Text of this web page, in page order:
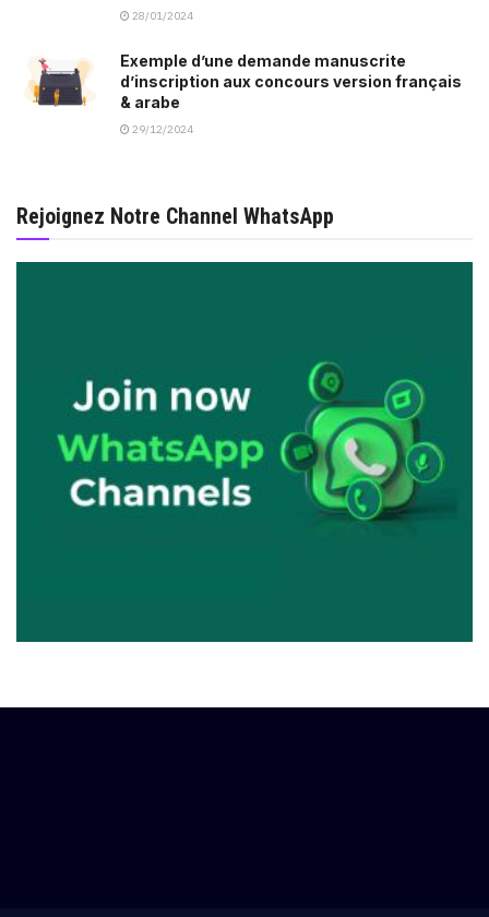
28/01/2024
Exemple d’une demande manuscrite
d’inscription aux concours version français
& arabe
29/12/2024
Rejoignez Notre Channel WhatsApp